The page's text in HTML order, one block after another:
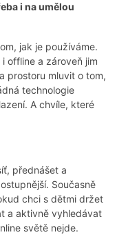
i na umělou
jak je používáme.
offline a zároveň jim
prostoru mluvit o tom,
technologie
A chvíle, které
přednášet a
Současně
chci s dětmi držet
a aktivně vyhledávat
světě nejde.